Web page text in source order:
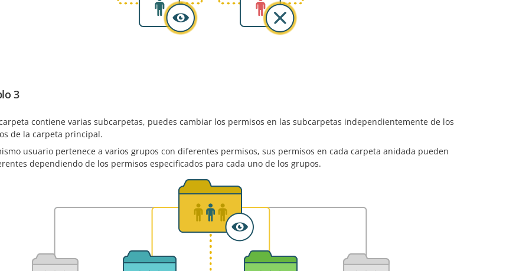
3
contiene varias subcarpetas, puedes cambiar los permisos en las subcarpetas independientemente de los
de la carpeta principal.
usuario pertenece a varios grupos con diferentes permisos, sus permisos en cada carpeta anidada pueden
dependiendo de los permisos especificados para cada uno de los grupos.